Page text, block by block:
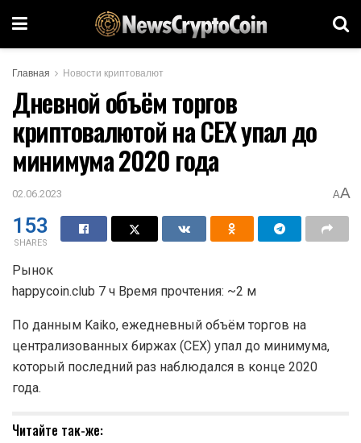
Главная Новости криптовалют
Дневной объём торгов
криптовалютой на CEX упал до
минимума 2020 года
02.06.2023 AA
153
SHARES
Рынок
happycoin.club 7 ч Время прочтения: ~2 м
По данным Kaiko, ежедневный объём торгов на
централизованных биржах (CEX) упал до минимума,
который последний раз наблюдался в конце 2020
года.
Читайте так-же: